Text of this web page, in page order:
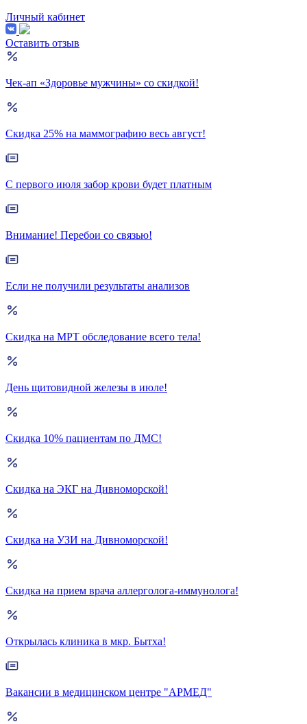
Личный кабинет
Оставить отзыв
Чек-ап «Здоровье мужчины» со скидкой!
Скидка 25% на маммографию весь август!
С первого июля забор крови будет платным
Внимание! Перебои со связью!
Если не получили результаты анализов
Скидка на МРТ обследование всего тела!
День щитовидной железы в июле!
Скидка 10% пациентам по ДМС!
Скидка на ЭКГ на Дивноморской!
Скидка на УЗИ на Дивноморской!
Скидка на прием врача аллерголога-иммунолога!
Открылась клиника в мкр. Бытха!
Вакансии в медицинском центре "АРМЕД"